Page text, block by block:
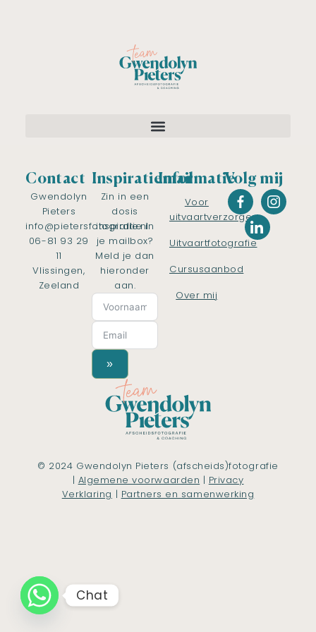
Contact
Gwendolyn
Pieters
info@pietersfotografie.nl
06-81 93 29
11
Vlissingen,
Zeeland
Inspiratiemail
Zin in een
dosis
inspiratie in
je mailbox?
Meld je dan
hieronder
aan.
»
Informatie
Voor
uitvaartverzorgers
Uitvaartfotografie
Cursusaanbod
Over mij
Volg mij
© 2024 Gwendolyn Pieters (afscheids)fotografie
| Algemene voorwaarden | Privacy
Verklaring | Partners en samenwerking
Chat